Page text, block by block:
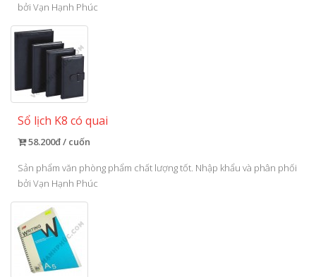
bởi Vạn Hạnh Phúc
Sổ lịch K8 có quai
58.200đ / cuốn
Sản phẩm văn phòng phẩm chất lượng tốt. Nhập khẩu và phân phối
bởi Vạn Hạnh Phúc